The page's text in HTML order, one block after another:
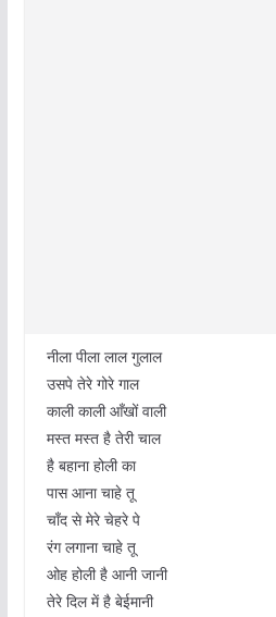
नीला पीला लाल गुलाल
उसपे तेरे गोरे गाल
काली काली आँखों वाली
मस्त मस्त है तेरी चाल
है बहाना होली का
पास आना चाहे तू
चाँद से मेरे चेहरे पे
रंग लगाना चाहे तू
ओह होली है आनी जानी
तेरे दिल में है बेईमानी